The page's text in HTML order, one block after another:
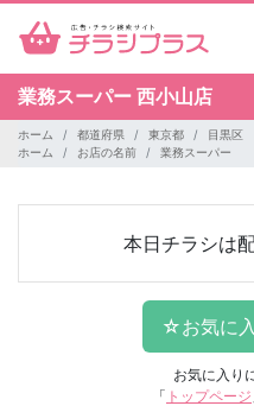
業務スーパー 西小山店
ホーム 都道府県 東京都
目黒区
ホーム
お店の名前 業務スーパー
本日チラシは
お気に入り
「 トップページ